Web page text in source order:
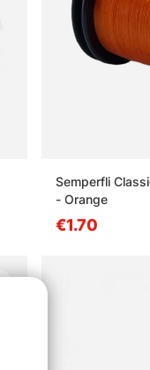
Semperfli
- Orange
€1.70